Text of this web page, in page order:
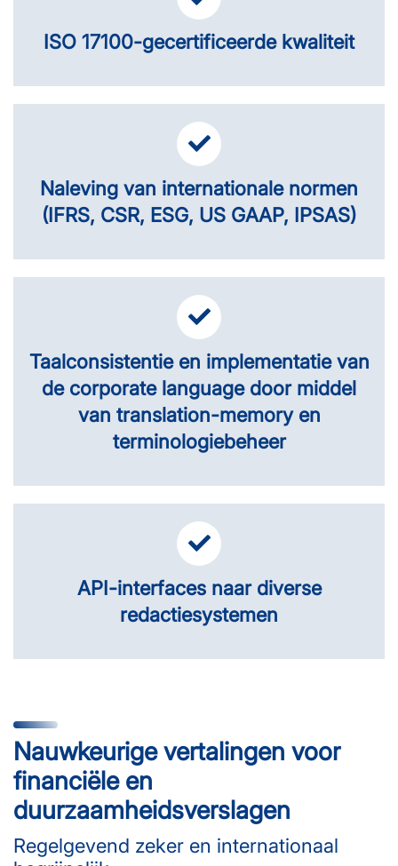
ISO 17100-gecertificeerde kwaliteit
Naleving van internationale normen
(IFRS, CSR, ESG, US GAAP, IPSAS)
Taalconsistentie en implementatie van
de corporate language door middel
van translation-memory en
terminologiebeheer
API-interfaces naar diverse
redactiesystemen
Nauwkeurige vertalingen voor
financiële en
duurzaamheidsverslagen
Regelgevend zeker en internationaal